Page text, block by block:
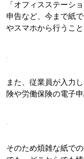
「オフィスステーシ
申告など、今まで紙
やスマホから行うこと
また、従業員が入力
険や労働保険の電子
そのため煩雑な紙で